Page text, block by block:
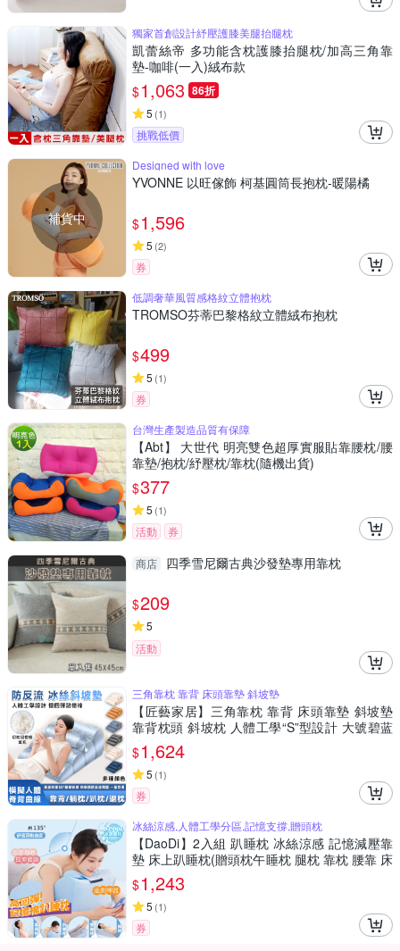
獨家首創設計紓壓護膝美腿抬腿枕
凱蕾絲帝 多功能含枕護膝抬腿枕/加高三角靠
墊-咖啡(一入)絨布款
$1,063 86折
5 (1)
挑戰低價
補貨中
Designed with love
YVONNE 以旺傢飾 柯基圓筒長抱枕-暖陽橘
$1,596
5 (2)
券
低調奢華風質感格紋立體抱枕
TROMSO芬蒂巴黎格紋立體絨布抱枕
$499
5 (1)
券
台灣生產製造品質有保障
【Abt】 大世代 明亮雙色超厚實服貼靠腰枕/腰
靠墊/抱枕/紓壓枕/靠枕(隨機出貨)
$377
5 (1)
活動 券
商店 四季雪尼爾古典沙發墊專用靠枕
$209
5
活動
三角靠枕 靠背 床頭靠墊 斜坡墊
【匠藝家居】三角靠枕 靠背 床頭靠墊 斜坡墊
靠背枕頭 斜坡枕 人體工學“S”型設計 大號碧蓝
【升级B款】
$1,624
5 (1)
券
冰絲涼感,人體工學分區,記憶支撐,贈頭枕
【DaoDi】2入組 趴睡枕 冰絲涼感 記憶減壓靠
墊 床上趴睡枕(贈頭枕午睡枕 腿枕 靠枕 腰靠 床
頭靠枕)
$1,243
5 (1)
券